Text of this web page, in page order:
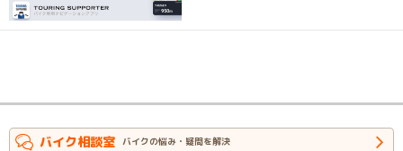
バイク相談室 バイクの悩み・疑問を解決